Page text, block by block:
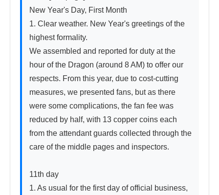
New Year's Day, First Month
1. Clear weather. New Year's greetings of the
highest formality.
We assembled and reported for duty at the
hour of the Dragon (around 8 AM) to offer our
respects. From this year, due to cost-cutting
measures, we presented fans, but as there
were some complications, the fan fee was
reduced by half, with 13 copper coins each
from the attendant guards collected through the
care of the middle pages and inspectors.
11th day
1. As usual for the first day of official business,